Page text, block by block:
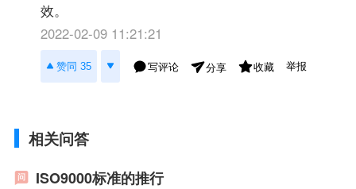
效。
2022-02-09 11:21:21
赞同 35 写评论 分享 收藏 举报
相关问答
ISO9000标准的推行